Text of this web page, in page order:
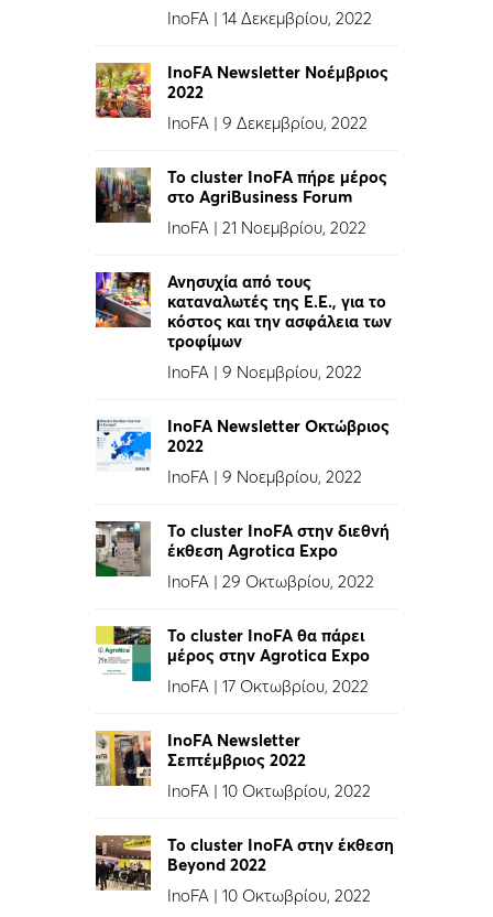
InoFA |14 Δεκεμβρίου, 2022
InoFA Newsletter Νοέμβριος
2022
InoFA |9 Δεκεμβρίου, 2022
Το cluster InoFA πήρε μέρος
στο AgriBusiness Forum
InoFA |21 Νοεμβρίου, 2022
Ανησυχία από τους
καταναλωτές της Ε.Ε., για το
κόστος και την ασφάλεια των
τροφίμων
InoFA |9 Νοεμβρίου, 2022
InoFA Newsletter Οκτώβριος
2022
InoFA |9 Νοεμβρίου, 2022
Το cluster InoFA στην διεθνή
έκθεση Agrotica Expo
InoFA |29 Οκτωβρίου, 2022
Το cluster InoFA θα πάρει
μέρος στην Agrotica Expo
InoFA |17 Οκτωβρίου, 2022
InoFA Newsletter
Σεπτέμβριος 2022
InoFA |10 Οκτωβρίου, 2022
Το cluster InoFA στην έκθεση
Beyond 2022
InoFA |10 Οκτωβρίου, 2022